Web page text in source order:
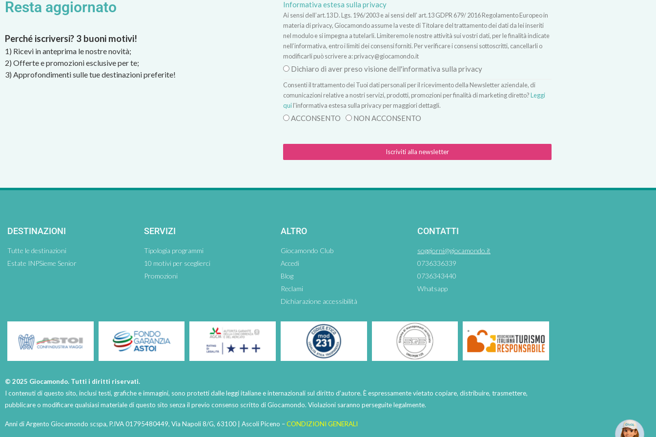
Resta aggiornato
Perché iscriversi? 3 buoni motivi!
1) Ricevi in anteprima le nostre novità;
2) Offerte e promozioni esclusive per te;
3) Approfondimenti sulle tue destinazioni preferite!
Informativa estesa sulla privacy
Ai sensi dell’art.13 D. Lgs. 196/2003 e ai sensi dell’ art.13 GDPR 679/ 2016 Regolamento Europeo in
materia di privacy, Giocamondo assume la veste di Titolare del trattamento dei dati da lei inseriti
nel modulo e si impegna a tutelarli. Limiteremo le nostre attività sui vostri dati, per le finalità indicate
nell’informativa, entro i limiti dei consensi forniti. Per verificare i consensi sottoscritti, cancellarli o
modificarli può scrivere a:privacy@giocamondo.it
Dichiaro di aver preso visione dell'informativa sulla privacy
Consenti il trattamento dei Tuoi dati personali per il ricevimento della Newsletter aziendale, di
comunicazioni relative a nostri servizi, prodotti, promozioni per finalità di marketing diretto?Leggi
quil'informativa estesa sulla privacy per maggiori dettagli.
ACCONSENTO NON ACCONSENTO
Iscriviti alla newsletter
DESTINAZIONI
Tutte le destinazioni
Estate INPSieme Senior
SERVIZI
Tipologia programmi
10 motivi per sceglierci
Promozioni
ALTRO
Giocamondo Club
Accedi
Blog
Reclami
Dichiarazione accessibilità
CONTATTI
soggiorni@giocamondo.it
0736336339
0736343440
Whatsapp
© 2025 Giocamondo. Tutti i diritti riservati.
I contenuti di questo sito, inclusi testi, grafiche e immagini, sono protetti dalle leggi italiane e internazionali sul diritto d’autore. È espressamente vietato copiare, distribuire, trasmettere,
pubblicare o modificare qualsiasi materiale di questo sito senza il previo consenso scritto di Giocamondo. Violazioni saranno perseguite legalmente.
Anni di Argento Giocamondo scspa, P.IVA 01795480449, Via Napoli 8/G, 63100 | Ascoli Piceno –CONDIZIONI GENERALI